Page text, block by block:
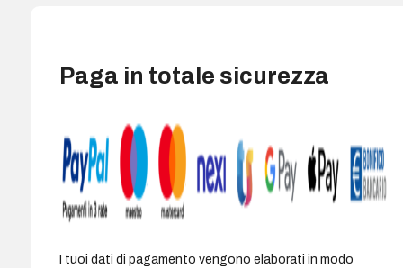
Paga in totale sicurezza
I tuoi dati di pagamento vengono elaborati in modo